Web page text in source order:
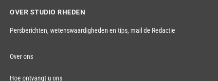
OVER STUDIO RHEDEN
Persberichten, wetenswaardigheden en tips, mail de Redactie
Over ons
Hoe ontvangt u ons